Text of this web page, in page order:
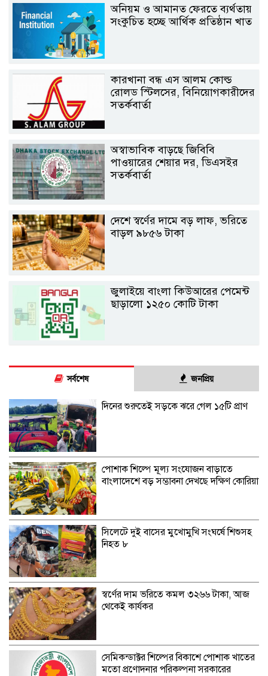
অনিয়ম ও আমানত ফেরতে ব্যর্থতায়
সংকুচিত হচ্ছে আর্থিক প্রতিষ্ঠান খাত
কারখানা বন্ধ এস আলম কোল্ড
রোলড স্টিলসের, বিনিয়োগকারীদের
সতর্কবার্তা
অস্বাভাবিক বাড়ছে জিবিবি
পাওয়ারের শেয়ার দর, ডিএসইর
সতর্কবার্তা
দেশে স্বর্ণের দামে বড় লাফ, ভরিতে
বাড়ল ৯৮৫৬ টাকা
জুলাইয়ে বাংলা কিউআরের পেমেন্ট
ছাড়ালো ১২৫০ কোটি টাকা
সর্বশেষ জনপ্রিয়
দিনের শুরুতেই সড়কে ঝরে গেল ১৫টি প্রাণ
পোশাক শিল্পে মূল্য সংযোজন বাড়াতে
বাংলাদেশে বড় সম্ভাবনা দেখছে দক্ষিণ কোরিয়া
সিলেটে দুই বাসের মুখোমুখি সংঘর্ষে শিশুসহ
নিহত ৮
স্বর্ণের দাম ভরিতে কমল ৩২৬৬ টাকা, আজ
থেকেই কার্যকর
সেমিকন্ডাক্টর শিল্পের বিকাশে পোশাক খাতের
মতো প্রণোদনার পরিকল্পনা সরকারের